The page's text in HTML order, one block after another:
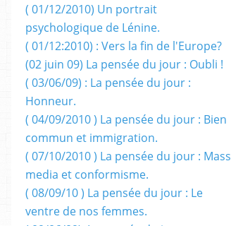
( 01/12/2010) Un portrait
psychologique de Lénine.
( 01/12:2010) : Vers la fin de l'Europe?
(02 juin 09) La pensée du jour : Oubli !
( 03/06/09) : La pensée du jour :
Honneur.
( 04/09/2010 ) La pensée du jour : Bien
commun et immigration.
( 07/10/2010 ) La pensée du jour : Mass
media et conformisme.
( 08/09/10 ) La pensée du jour : Le
ventre de nos femmes.